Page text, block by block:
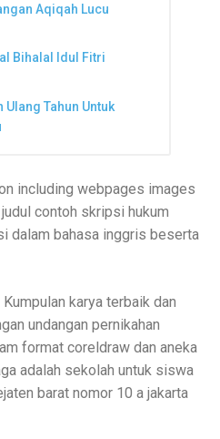
Aqiqah Lucu
Bihalal Idul Fitri
Ulang Tahun Untuk
including webpages images
contoh skripsi hukum
dalam bahasa inggris beserta
karya terbaik dan
undangan pernikahan
format coreldraw dan aneka
adalah sekolah untuk siswa
barat nomor 10 a jakarta